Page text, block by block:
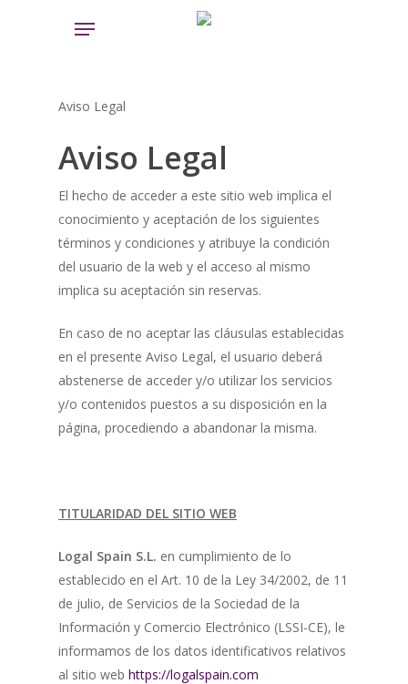
Menu
Aviso Legal
Aviso Legal
El hecho de acceder a este sitio web implica el
conocimiento y aceptación de los siguientes
términos y condiciones y atribuye la condición
del usuario de la web y el acceso al mismo
implica su aceptación sin reservas.
En caso de no aceptar las cláusulas establecidas
en el presente Aviso Legal, el usuario deberá
abstenerse de acceder y/o utilizar los servicios
y/o contenidos puestos a su disposición en la
página, procediendo a abandonar la misma.
TITULARIDAD DEL SITIO WEB
Logal Spain S.L. en cumplimiento de lo
establecido en el Art. 10 de la Ley 34/2002, de 11
de julio, de Servicios de la Sociedad de la
Información y Comercio Electrónico (LSSI-CE), le
informamos de los datos identificativos relativos
al sitio webhttps://logalspain.com